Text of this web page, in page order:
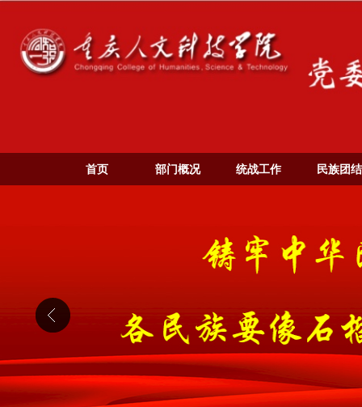
首页 部门概况 统战工作 民族团结